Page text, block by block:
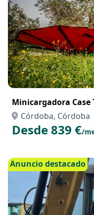
Minicargadora Case
Córdoba, Córdoba
Desde 839 €/
Anuncio destacado